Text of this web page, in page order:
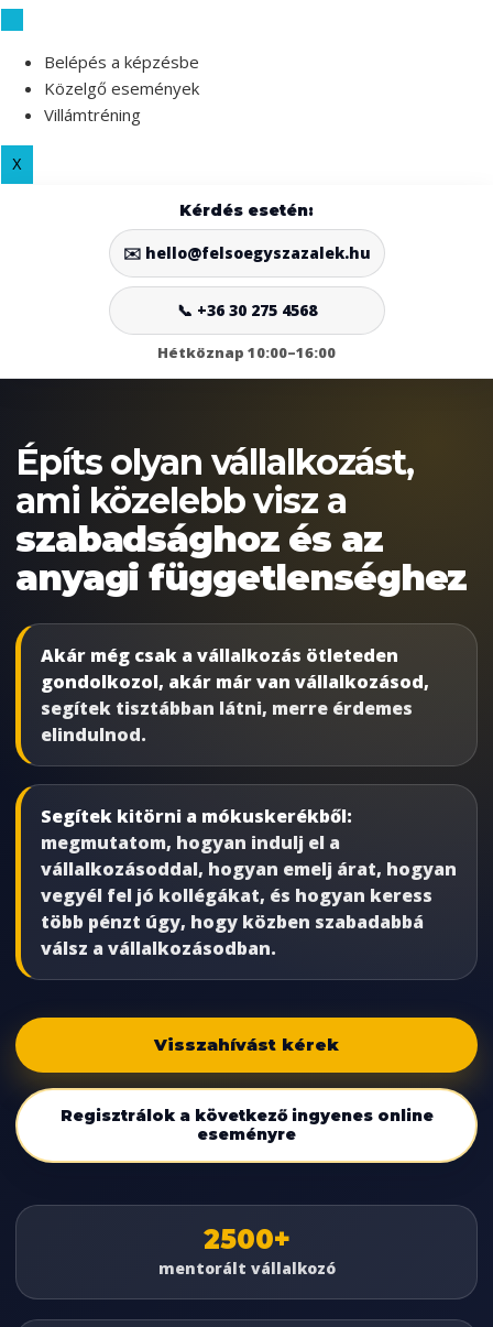
Skip
contentBelépés a képzésbe
Közelgő események
Villámtréning
X
Kérdés esetén:
✉️ hello@felsoegyszazalek.hu
📞 +36 30 275 4568
Hétköznap 10:00–16:00
Építs olyan vállalkozást,
ami közelebb visz a
szabadsághoz és az
anyagi függetlenséghez
Akár még csak a vállalkozás ötleteden
gondolkozol, akár már van vállalkozásod,
segítek tisztábban látni, merre érdemes
elindulnod.
Segítek kitörni a mókuskerékből:
megmutatom, hogyan indulj el a
vállalkozásoddal, hogyan emelj árat, hogyan
vegyél fel jó kollégákat, és hogyan keress
több pénzt úgy, hogy közben szabadabbá
válsz a vállalkozásodban.
Visszahívást kérek
Regisztrálok a következő ingyenes online
eseményre
2500+
mentorált vállalkozó